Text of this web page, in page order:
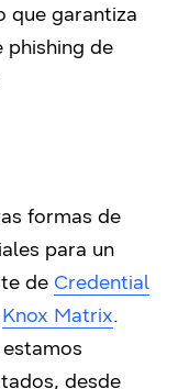
que garantiza
de
formas de
para un
de Credential
Knox Matrix.
desde